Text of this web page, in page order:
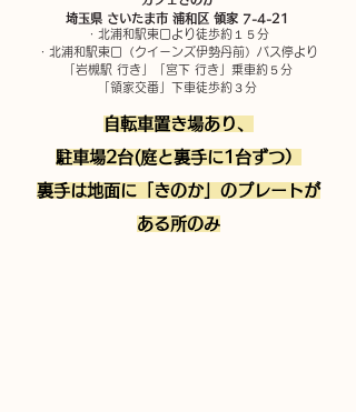
・北浦和駅東口より徒歩約１５分
・北浦和駅東口（クイーンズ伊勢丹前）バス停より
「岩槻駅 行き」「宮下 行き」乗車約５分
​「領家交番」下車徒歩約３分
埼玉県 さいたま市 浦和区 領家 7-4-21
​自転車置き場あり、
駐車場2台(庭と裏手に1台ずつ）
​裏手は地面に「きのか」のプレートが
ある所のみ